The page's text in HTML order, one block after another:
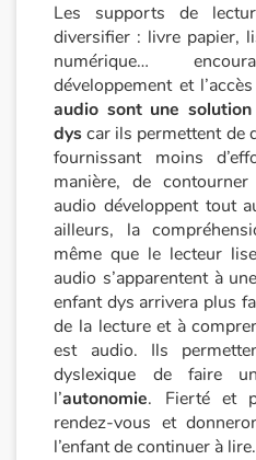
Les plus lus
Coups de coeur
Les supports de
diversifier : livre papier,
numérique…
développement et
audio sont une
dyscar ils permettent de
fournissant moins
manière, de
audio développent tout
ailleurs, la
même que le lecteur
audio s’apparentent à
enfant dys arrivera plus
de la lecture et à
est audio. Ils
dyslexique de faire
l’autonomie. Fierté et
rendez-vous et
l’enfant de continuer à lire.